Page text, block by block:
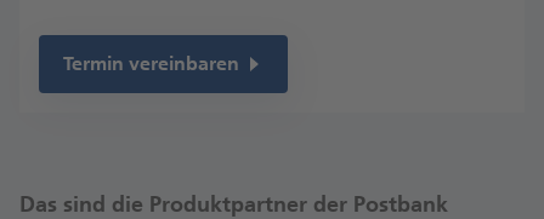
Termin vereinbaren
Das sind die Produktpartner der Postbank